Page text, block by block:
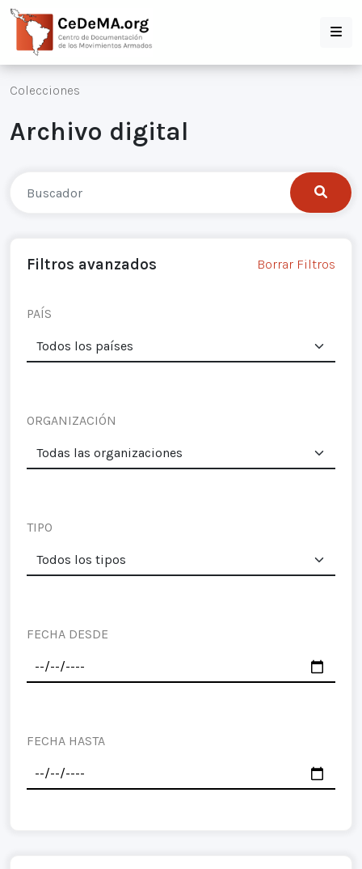
Colecciones
Archivo digital
Filtros avanzados Borrar Filtros
PAÍS
ORGANIZACIÓN
TIPO
FECHA DESDE
FECHA HASTA